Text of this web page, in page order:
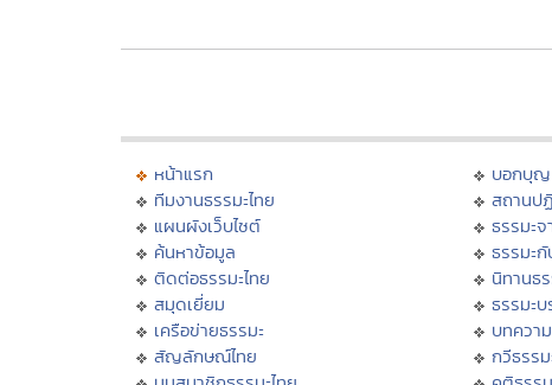
หน้าแรก
ทีมงานธรรมะไทย
แผนผังเว็บไซต์
ค้นหาข้อมูล
ติดต่อธรรมะไทย
สมุดเยี่ยม
เครือข่ายธรรมะ
สัญลักษณ์ไทย
บอกบุญ
สถานป
ธรรมะ
ธรรมะ
นิทานธ
ธรรมะ
บทควา
กวีธรรม